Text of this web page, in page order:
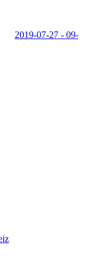
2019-07-27 - 09-